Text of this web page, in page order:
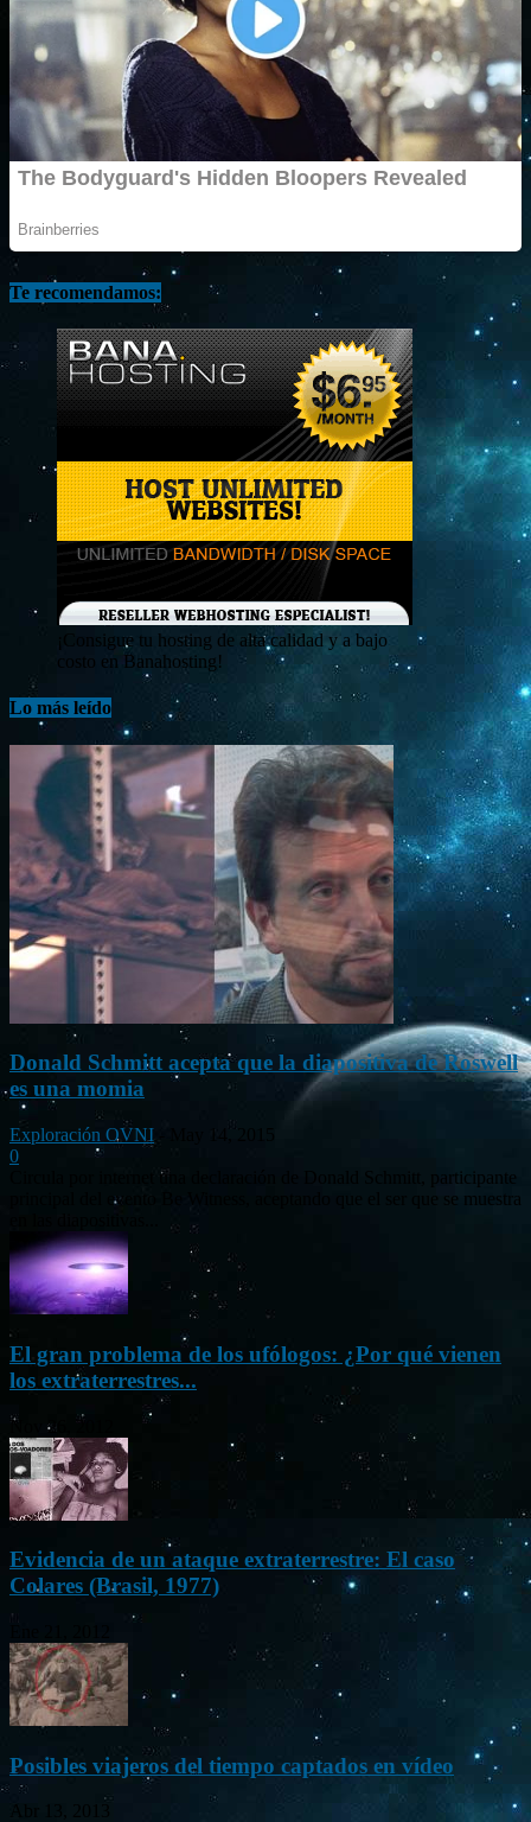
Te recomendamos:
¡Consigue tu hosting de alta calidad y a bajo
costo en Banahosting!
Lo más leído
Donald Schmitt acepta que la diapositiva de Roswell
es una momia
Exploración OVNI
0
Circula por internet una declaración de Donald Schmitt, participante
principal del evento Be Witness, aceptando que el ser que se muestra
El gran problema de los ufólogos: ¿Por qué vienen
los extraterrestres...
Nov 26, 2012
Evidencia de un ataque extraterrestre: El caso
Colares (Brasil, 1977)
Posibles viajeros del tiempo captados en vídeo